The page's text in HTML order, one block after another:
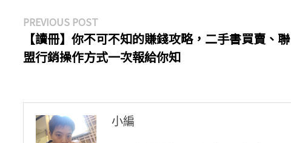
文
章
導
PREVIOUS POSTPrevious
post:
【讀冊】你不可不知的賺錢攻略，二手書買賣、聯
盟行銷操作方式一次報給你知
小編